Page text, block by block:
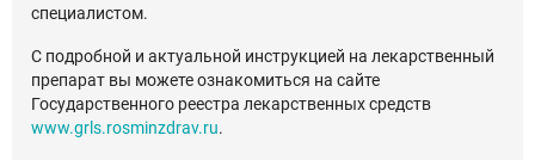
специалистом.
С подробной и актуальной инструкцией на лекарственный
препарат вы можете ознакомиться на сайте
Государственного реестра лекарственных средств
www.grls.rosminzdrav.ru.